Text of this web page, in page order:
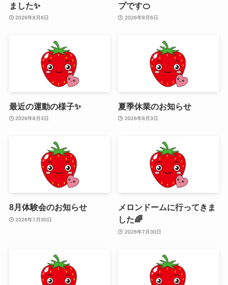
ました✨
2026年8月6日
プです🍊
2026年8月6日
最近の運動の様子✨
2026年8月3日
夏季休業のお知らせ
2026年8月3日
8月体験会のお知らせ
2026年7月30日
メロンドームに行ってきま
した🌈
2026年7月30日